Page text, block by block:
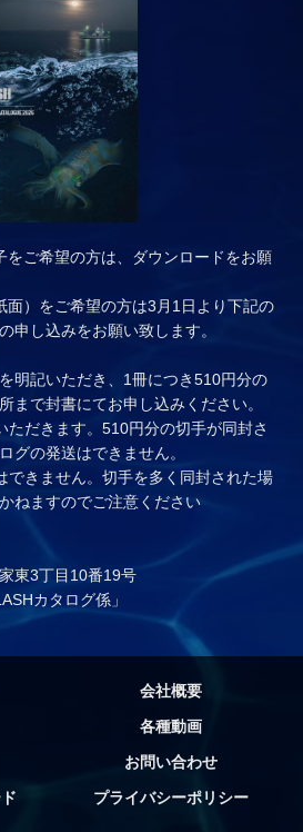
をご希望の方は、ダウンロードをお願
面）をご希望の方は3月1日より下記の
申し込みをお願い致します。
明記いただき、1冊につき510円分の
まで封書にてお申し込みください。
ただきます。510円分の切手が同封さ
グの発送はできません。
できません。切手を多く同封された場
ねますのでご注意ください
東3丁目10番19号
カタログ係」
会社概要
各種動画
お問い合わせ
プライバシーポリシー